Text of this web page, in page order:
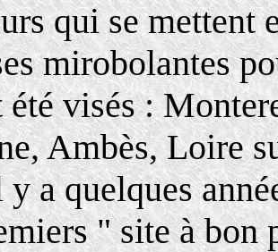
qui se mettent
mirobolantes
été visés :
Ambès, Loire
a quelques
" site à bon